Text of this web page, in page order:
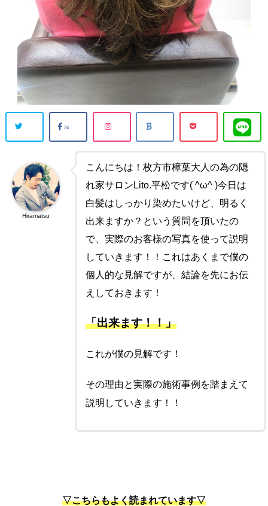
24
こんにちは！枚方市樟葉大人の為の隠
れ家サロンLito.平松です( ^ω^ )今日は
白髪はしっかり染めたいけど、明るく
出来ますか？という質問を頂いたの
で、実際のお客様の写真を使って説明
していきます！！これはあくまで僕の
個人的な見解ですが、結論を先にお伝
えしておきます！
「出来ます！！」
これが僕の見解です！
その理由と実際の施術事例を踏まえて
説明していきます！！
Hiramatsu
▽こちらもよく読まれています▽